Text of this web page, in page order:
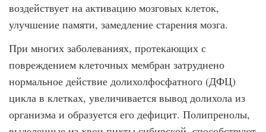
воздействует на активацию мозговых клеток,
улучшение памяти, замедление старения мозга.
При многих заболеваниях, протекающих с
повреждением клеточных мембран затруднено
нормальное действие долихолфосфатного (ДФЦ)
цикла в клетках, увеличивается вывод долихола из
организма и образуется его дефицит. Полипренолы,